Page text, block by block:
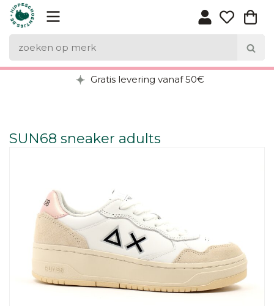
Gratis levering vanaf 50€
SUN68 sneaker adults